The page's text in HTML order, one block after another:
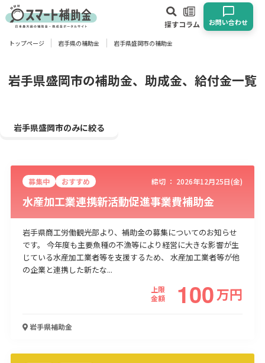
探すコラム お問い合わせ
対象
建設･不動産業
サービス業 医療･福祉 農業･林業
漁業
宿泊･旅館業
その他
海外展開 設備投資
人材採用・雇用
環境・省エネ
テレワーク
トップページ 岩手県の補助金 岩手県盛岡市の補助金
岩手県盛岡市の補助金、助成金、給付金一覧
岩手県盛岡市のみに絞る
募集中 おすすめ 締切 ： 2026年12月25日(金)
水産加工業連携新活動促進事業費補助金
岩手県商工労働観光部より、補助金の募集についてのお知らせ
です。 今年度も主要魚種の不漁等により経営に大きな影響が生
じている水産加工業者等を支援するため、 水産加工業者等が他
の企業と連携した新たな...
上限
金額
100万円
岩手県補助金